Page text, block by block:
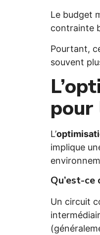
Le budget
contrainte
Pourtant,
souvent
pour
L’
implique
Qu’est-
Un circuit